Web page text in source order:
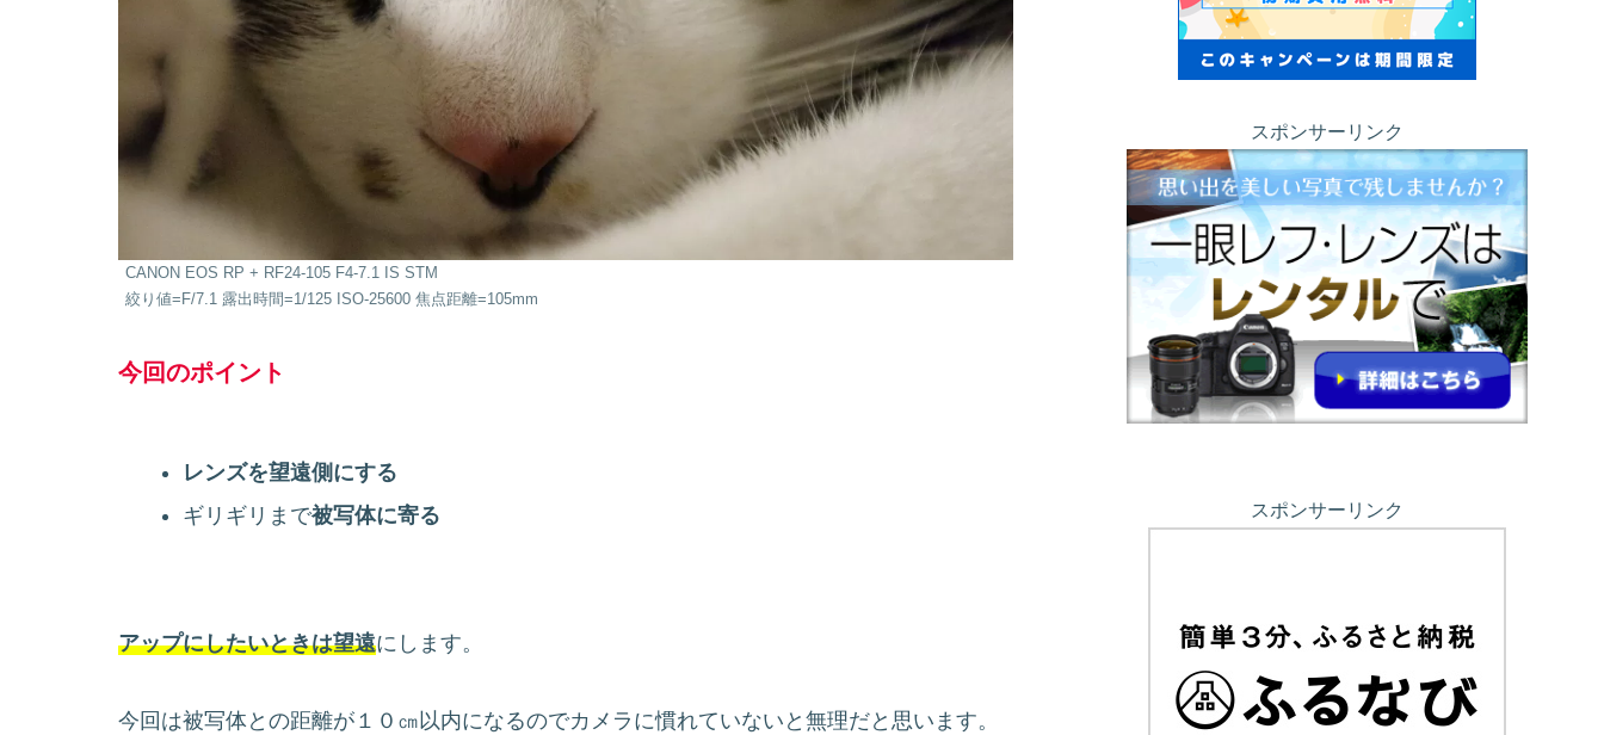
CANON EOS RP + RF24-105 F4-7.1 IS STM
絞り値=F/7.1 露出時間=1/125 ISO-25600 焦点距離=105mm
今回のポイント
レンズを望遠側にする
ギリギリまで被写体に寄る
アップにしたいときは望遠にします。
今回は被写体との距離が１０㎝以内になるのでカメラに慣れていないと無理だと思います。
スポンサーリンク
スポンサーリンク